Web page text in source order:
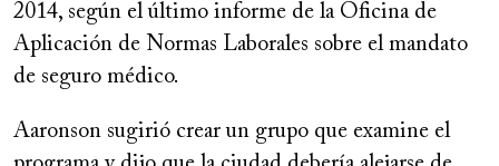
2014, según el último informe de la Oficina de
Aplicación de Normas Laborales sobre el mandato
de seguro médico.
Aaronson sugirió crear un grupo que examine el